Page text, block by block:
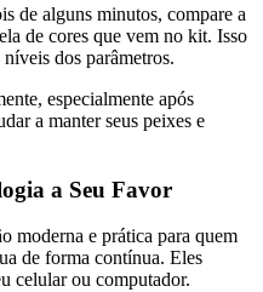
de alguns minutos, compare a
de cores que vem no kit. Isso
dos parâmetros.
especialmente após
a manter seus peixes e
a Seu Favor
moderna e prática para quem
de forma contínua. Eles
celular ou computador.